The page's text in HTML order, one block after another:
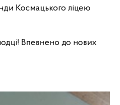
Космацького ліцею
Впевнено до нових